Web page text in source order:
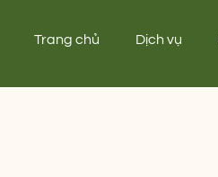
Trang chủ Dịch vụ